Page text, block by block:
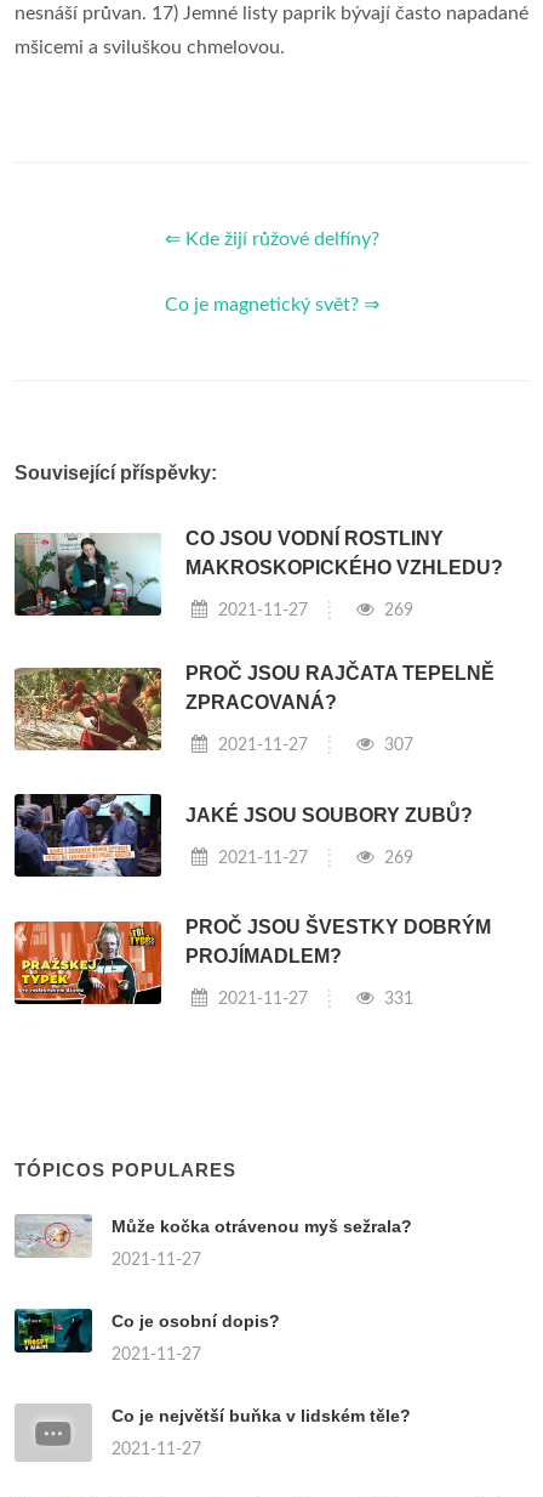
nesnáší průvan. 17) Jemné listy paprik bývají často napadané
mšicemi a sviluškou chmelovou.
⇐ Kde žijí růžové delfíny?
Co je magnetický svět? ⇒
Související příspěvky:
CO JSOU VODNÍ ROSTLINY
MAKROSKOPICKÉHO VZHLEDU?
2021-11-27 269
PROČ JSOU RAJČATA TEPELNĚ
ZPRACOVANÁ?
2021-11-27 307
JAKÉ JSOU SOUBORY ZUBŮ?
2021-11-27 269
PROČ JSOU ŠVESTKY DOBRÝM
PROJÍMADLEM?
2021-11-27 331
TÓPICOS POPULARES
Může kočka otrávenou myš sežrala?
2021-11-27
Co je osobní dopis?
2021-11-27
Co je největší buňka v lidském těle?
2021-11-27